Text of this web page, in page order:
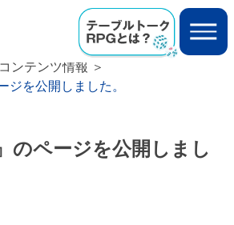
ンテンツ情報
ジを公開しました。
のページを公開しまし